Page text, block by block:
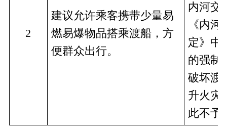
2
建议允许乘客携带少量易
燃易爆物品搭乘渡船，方
便群众出行。
内河交
《内
定》中
的强制
破坏渡
升火灾
此不予